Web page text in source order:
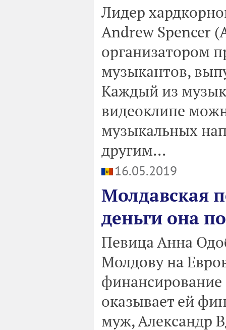
Лидер
Andrew Spencer
организатором
музыкантов,
Каждый из
видеоклипе
музыкальных
другим...
16.05.2019
Молдавская
деньги она
Певица Анна
Молдову на
финансирование
оказывает ей
муж, Александр